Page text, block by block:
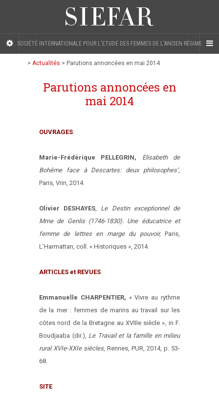
SOCIÉTÉ INTERNATIONALE POUR L'ETUDE DES FEMMES DE L'ANCIEN RÉGIME
> Actualités > Parutions annoncées en mai 2014
Parutions annoncées en
mai 2014
OUVRAGES
Marie-Frédérique PELLEGRIN,
Elisabeth de
Bohême face à Descartes: deux philosophes’,
Paris, Vrin, 2014.
Olivier DESHAYES, Le Destin exceptionnel de
Mme de Genlis (1746-1830). Une éducatrice et
femme de lettres en marge du pouvoir,Paris,
L’Harmattan, coll. « Historiques », 2014.
ARTICLES et REVUES
Emmanuelle CHARPENTIER, « Vivre au rythme
de la mer : femmes de marins au travail sur les
côtes nord de la Bretagne au XVIIIe siècle », in F.
Boudjaaba (dir.), Le Travail et la famille en milieu
rural XVIe-XXIe siècles, Rennes, PUR, 2014, p. 53-
68.
SITE